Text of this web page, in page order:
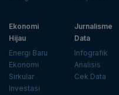
Ekonomi
Hijau
Energi Baru
Ekonomi
Sirkular
Investasi
Jurnalisme
Data
Infografik
Analisis
Cek Data